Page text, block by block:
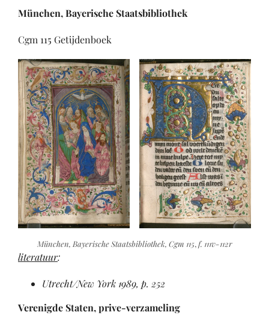
München, Bayerische Staatsbibliothek
Cgm 115 Getijdenboek
München, Bayerische Staatsbibliothek, Cgm 115, f. 111v-112r
literatuur:
Utrecht/New York 1989, p. 252
Verenigde Staten, prive-verzameling